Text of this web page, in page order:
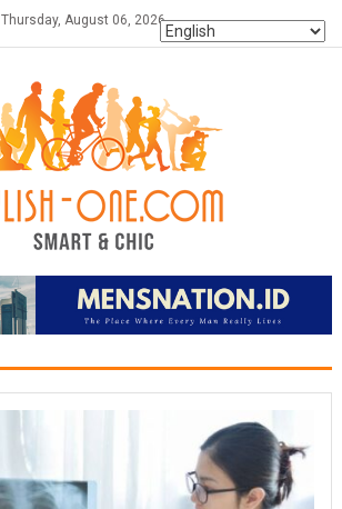
Thursday, August 06, 2026